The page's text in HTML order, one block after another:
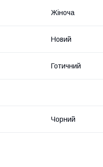
Жіноча
Новий
Готичний
Чорний